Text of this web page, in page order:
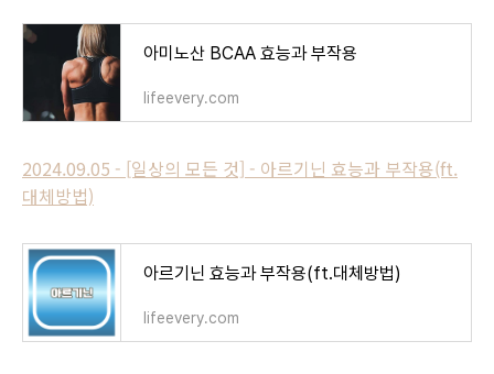
아미노산 BCAA 효능과 부작용
lifeevery.com
2024.09.05 - [일상의 모든 것] - 아르기닌 효능과 부작용(ft.
대체방법)
아르기닌 효능과 부작용(ft.대체방법)
lifeevery.com